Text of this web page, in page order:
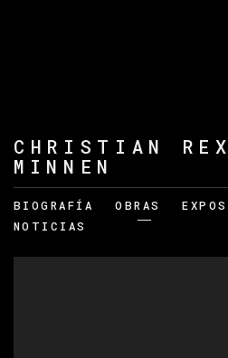
CHRISTIAN
MINNEN
BIOGRAFÍA OBRAS
NOTICIAS